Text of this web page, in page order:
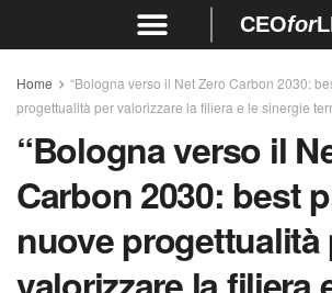
CEOfor
Home
“Bologna verso il Net Zero Carbon 2030:
progettualità per valorizzare la filiera e le sinergie
“Bologna verso il
Carbon 2030: best
nuove progettualità